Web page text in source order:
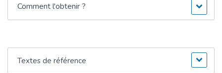
Comment l'obtenir ?
Textes de référence